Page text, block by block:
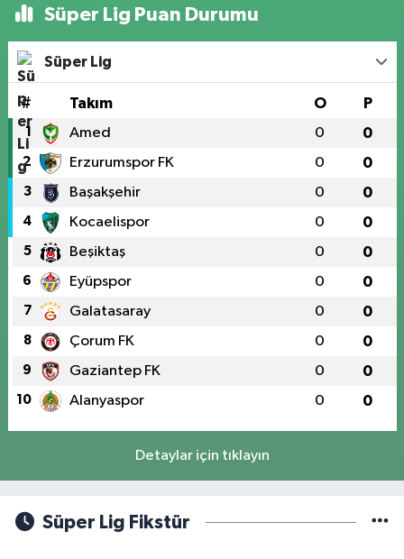
Süper Lig Puan Durumu
Süper Lig
# Takım O P
1 Amed 0 0
2 Erzurumspor FK 0 0
3 Başakşehir 0 0
4 Kocaelispor 0 0
5 Beşiktaş 0 0
6 Eyüpspor 0 0
7 Galatasaray 0 0
8 Çorum FK 0 0
9 Gaziantep FK 0 0
10 Alanyaspor 0 0
Detaylar için tıklayın
Süper Lig Fikstür